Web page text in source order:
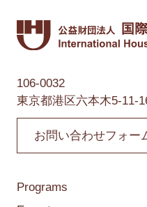
106-0032
東京都港区六本木5-11-
お問い合わせフォー
Programs